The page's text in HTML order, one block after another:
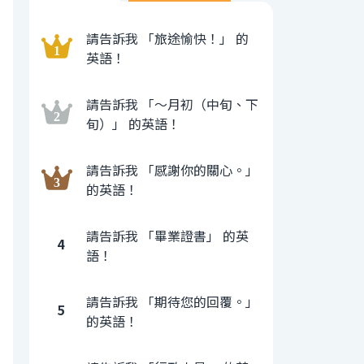
請告訴我 「旅途愉快！」 的
英語！
請告訴我 「〜月初（中旬、下
旬）」 的英語！
請告訴我 「感謝你的關心。」
的英語！
4
請告訴我 「畢業證書」 的英
語！
5
請告訴我 「期待您的回覆。」
的英語！